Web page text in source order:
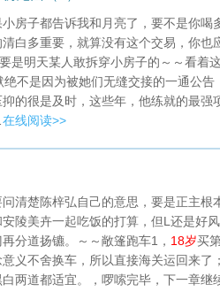
房子都告诉我和月亮了，要不是你喝
白多重要，就算没有这个交易，你也
是明天某人敢拆穿小房子的～～看着
不是因为被她们无缝交接的一通公告
的很是及时，这些年，他练就的最强
在线阅读>>
清楚陈梓弘自己的意思，要是正主根
陵美卉一起吃饭的打算，但L还是好风
分道扬镳。～～敞篷跑车1， 18岁买
义不舍换车，所以直接海关运回来了；
两道都适宜。，啰嗦完毕，下一章继